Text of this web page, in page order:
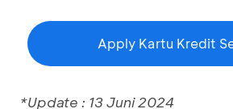
Apply Kartu Kredit
*Update : 13 Juni 2024